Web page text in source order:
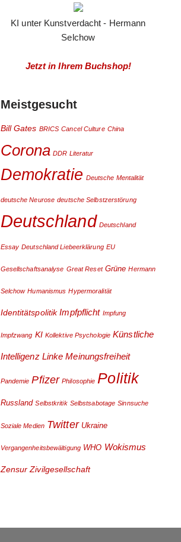
KI unter Kunstverdacht - Hermann
Selchow
Jetzt in Ihrem Buchshop!
Meistgesucht
Bill Gates BRICS Cancel Culture China
Corona DDR Literatur
Demokratie Deutsche Mentalität
deutsche Neurose deutsche Selbstzerstörung
Deutschland Deutschland
Essay Deutschland Liebeerklärung EU
Gesellschaftsanalyse Great Reset Grüne Hermann
Selchow Humanismus Hypermoralität
Identitätspolitik Impfpflicht Impfung
Impfzwang KI Kollektive Psychologie Künstliche
Intelligenz Linke Meinungsfreiheit
Pandemie Pfizer Philosophie Politik
Russland Selbstkritik Selbstsabotage Sinnsuche
Soziale Medien Twitter Ukraine
Vergangenheitsbewältigung WHO Wokismus
Zensur Zivilgesellschaft